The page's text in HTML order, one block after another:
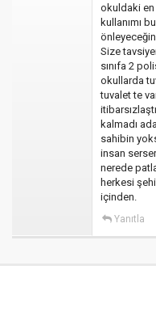
okuldaki en
kullanımı
Size
sınıfa 2
okullarda
tuvalet te
kalmadı
sahibin
insan
nerede
herkesi
içinden.
Yanıtla